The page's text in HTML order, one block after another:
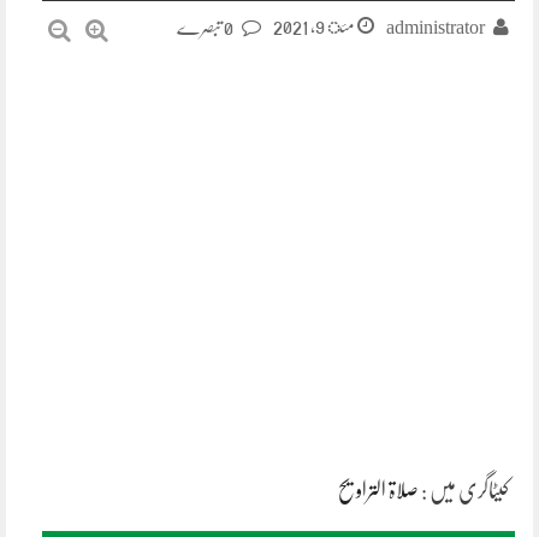
administrator مئ 9, 2021
کیٹاگری میں : صلاۃ التراویح